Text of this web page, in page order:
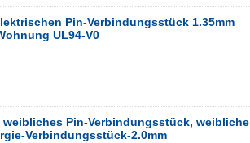
Pin-Verbindungsstück 1.35mm
UL94-V0
weibliches Pin-Verbindungsstück, weibliche
Verbindungsstück-2.0mm